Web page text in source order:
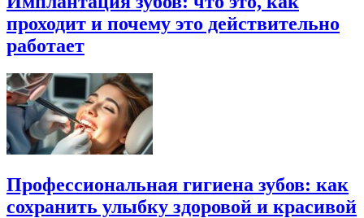
проходит и почему это действительно
работает
Профессиональная гигиена зубов: как
сохранить улыбку здоровой и красивой